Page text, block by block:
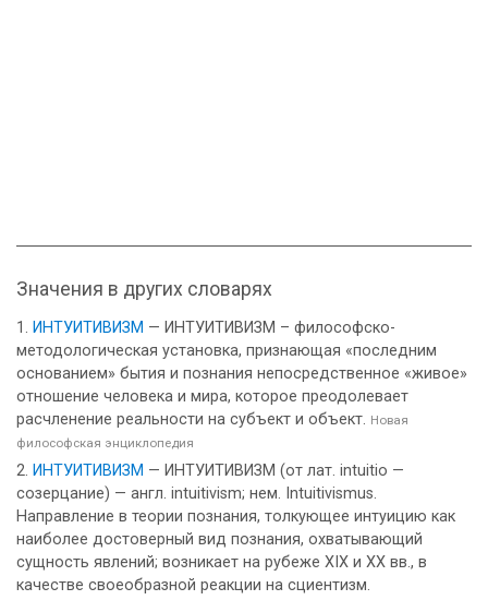
Значения в других словарях
ИНТУИТИВИЗМ — ИНТУИТИВИЗМ – философско-
методологическая установка, признающая «последним
основанием» бытия и познания непосредственное «живое»
отношение человека и мира, которое преодолевает
расчленение реальности на субъект и объект. Новая
философская энциклопедия
ИНТУИТИВИЗМ — ИНТУИТИВИЗМ (от лат. intuitio —
созерцание) — англ. intuitivism; нем. Intuitivismus.
Направление в теории познания, толкующее интуицию как
наиболее достоверный вид познания, охватывающий
сущность явлений; возникает на рубеже XIX и XX вв., в
качестве своеобразной реакции на сциентизм.